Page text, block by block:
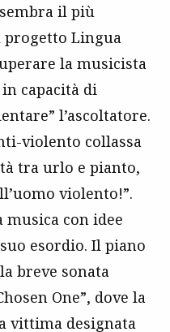
il più
Lingua
la musicista
capacità di
l’ascoltatore.
violento collassa
tra urlo e pianto,
violento!”.
con idee
esordio. Il piano
breve sonata
One”, dove la
vittima designata